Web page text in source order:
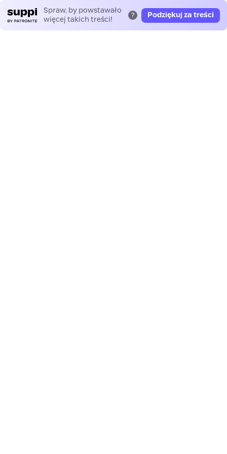
Spraw, by powstawało
więcej takich treści!
? Podziękuj za treści